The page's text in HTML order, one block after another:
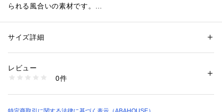
られる風合いの素材です。
する着用しやすい編地です。
のニットジャケットです。
ネイビーにはあえて金のメタル釦が付けトラッドに。さらに大
ケットには珍しいピークドラペルに仕上げております。
性別：メンズ
素材：リネン79% ナイロン21%
洗濯：手洗い可
※詳しい洗濯方法については、商品の品質表示タグをご覧ください
00478081001 （ショップ）
サイズ詳細
レビュー
0件